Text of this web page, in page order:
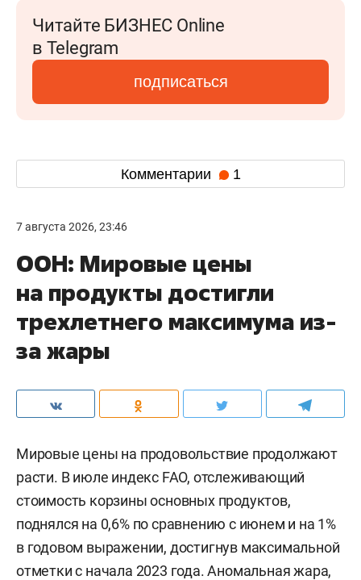
Читайте БИЗНЕС Online
в Telegram
подписаться
Комментарии 1
7 августа 2026, 23:46
ООН: Мировые цены
на продукты достигли
трехлетнего максимума из-
за жары
Мировые цены на продовольствие продолжают
расти. В июле индекс FAO, отслеживающий
стоимость корзины основных продуктов,
поднялся на 0,6% по сравнению с июнем и на 1%
в годовом выражении, достигнув максимальной
отметки с начала 2023 года. Аномальная жара,